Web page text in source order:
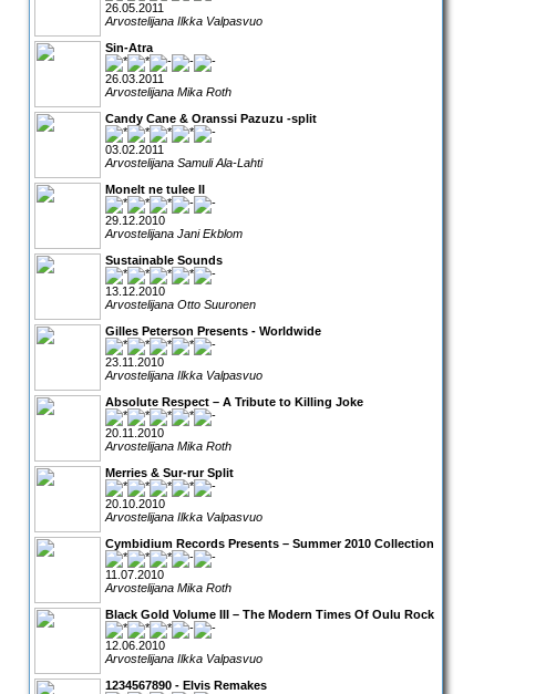
26.05.2011
Arvostelijana Ilkka Valpasvuo
Sin-Atra
26.03.2011
Arvostelijana Mika Roth
Candy Cane & Oranssi Pazuzu -split
03.02.2011
Arvostelijana Samuli Ala-Lahti
Monelt ne tulee II
29.12.2010
Arvostelijana Jani Ekblom
Sustainable Sounds
13.12.2010
Arvostelijana Otto Suuronen
Gilles Peterson Presents - Worldwide
23.11.2010
Arvostelijana Ilkka Valpasvuo
Absolute Respect – A Tribute to Killing Joke
20.11.2010
Arvostelijana Mika Roth
Merries & Sur-rur Split
20.10.2010
Arvostelijana Ilkka Valpasvuo
Cymbidium Records Presents – Summer 2010 Collection
11.07.2010
Arvostelijana Mika Roth
Black Gold Volume III – The Modern Times Of Oulu Rock
12.06.2010
Arvostelijana Ilkka Valpasvuo
1234567890 - Elvis Remakes